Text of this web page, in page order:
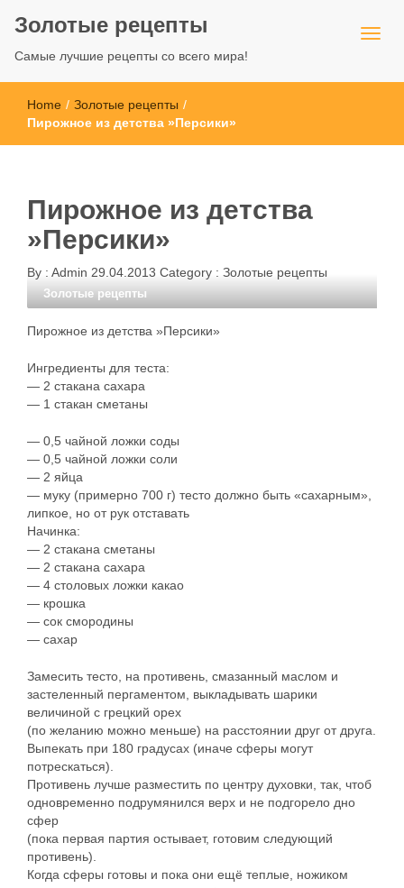
Золотые рецепты
Самые лучшие рецепты со всего мира!
Home / Золотые рецепты /
Пирожное из детства »Персики»
Пирожное из детства
»Персики»
By : Admin 29.04.2013 Category : Золотые рецепты
Золотые рецепты
Пирожное из детства »Персики»
Ингредиенты для теста:
— 2 стакана сахара
— 1 стакан сметаны
— 0,5 чайной ложки соды
— 0,5 чайной ложки соли
— 2 яйца
— муку (примерно 700 г) тесто должно быть «сахарным»,
липкое, но от рук отставать
Начинка:
— 2 стакана сметаны
— 2 стакана сахара
— 4 столовых ложки какао
— крошка
— сок смородины
— сахар
Замесить тесто, на противень, смазанный маслом и
застеленный пергаментом, выкладывать шарики
величиной с грецкий орех
(по желанию можно меньше) на расстоянии друг от друга.
Выпекать при 180 градусах (иначе сферы могут
потрескаться).
Противень лучше разместить по центру духовки, так, чтоб
одновременно подрумянился верх и не подгорело дно
сфер
(пока первая партия остывает, готовим следующий
противень).
Когда сферы готовы и пока они ещё теплые, ножиком